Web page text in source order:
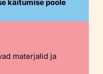
käitumise poole
materjalid ja